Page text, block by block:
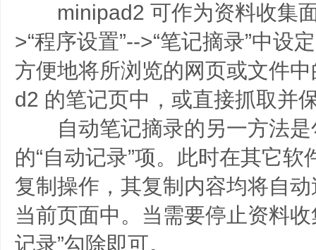
minipad2 可作为资料收集面
>“程序设置”-->“笔记摘录”中设
方便地将所浏览的网页或文件
d2 的笔记页中，或直接抓取并
自动笔记摘录的另一方法是
的“自动记录”项。此时在其它
复制操作，其复制内容均将自
当前页面中。当需要停止资料
记录”勾除即可。